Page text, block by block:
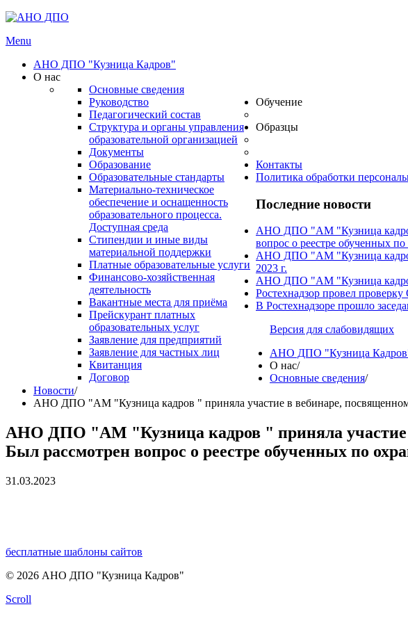
Menu
АНО ДПО "Кузница Кадров"
О нас
Основные сведения
Руководство
Педагогический состав
Структура и органы управления
образовательной организацией
Документы
Образование
Образовательные стандарты
Материально-техническое
обеспечение и оснащенность
образовательного процесса.
Доступная среда
Стипендии и иные виды
материальной поддержки
Платные образовательные услуги
Финансово-хозяйственная
деятельность
Вакантные места для приёма
Обучение
Прейскурант платных
образовательных услуг
Образцы
Заявление для предприятий
Заявление для частных лиц
Квитанция
Договор
Контакты
Политика обработки
Последние новости
АНО ДПО "АМ "Кузница кадров
вопрос о реестре обученных по
АНО ДПО "АМ "Кузница кадров"
2023 г.
АНО ДПО "АМ "Кузница кадров
Ростехнадзор провел
В Ростехнадзоре прошло
Версия для слабовидящих
АНО ДПО "Кузница
О нас/
Основные сведения/
Новости/
АНО ДПО "АМ "Кузница кадров " приняла участие в вебинаре, посвященном
АНО ДПО "АМ "Кузница кадров " приняла участие в
Был рассмотрен вопрос о реестре обученных по
31.03.2023
бесплатные шаблоны сайтов
© 2026 АНО ДПО "Кузница Кадров"
Scroll